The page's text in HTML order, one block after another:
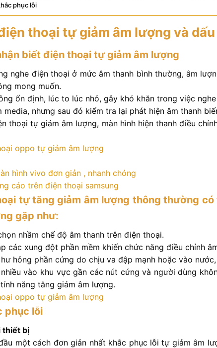
phục lỗi
thoại tự giảm âm lượng và
biết điện thoại tự giảm âm lượng
nghe điện thoại ở mức âm thanh bình thường, âm
mong muốn.
ổn định, lúc to lúc nhỏ, gây khó khăn trong việc
media, nhưng sau đó kiểm tra lại phát hiện âm thanh
thoại tự giảm âm lượng, màn hình hiện thanh điều
hình vivo đơn giản , nhanh chóng
cáo trên điện thoại samsung
tự tăng giảm âm lượng thông thường
gặp như:
nhầm chế độ âm thanh trên điện thoại.
các xung đột phần mềm khiến chức năng điều chỉnh
hỏng phần cứng do chịu va đập mạnh hoặc vào
vào khu vực gần các nút cứng và người dùng
năng tăng giảm âm lượng.
phục lỗi
thiết bị
một cách đơn giản nhất khắc phục lỗi tự giảm âm